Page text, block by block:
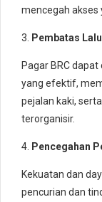
mencegah akses
3. Pembatas
Pagar BRC
yang efektif,
pejalan kaki,
terorganisir.
4. Pencegahan
Kekuatan dan
pencurian dan